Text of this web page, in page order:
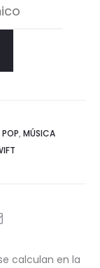
, MÚSICA
calculan en la